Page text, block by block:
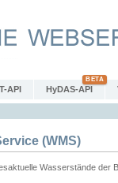
API HyDAS-API
(WMS)
Wasserstände der